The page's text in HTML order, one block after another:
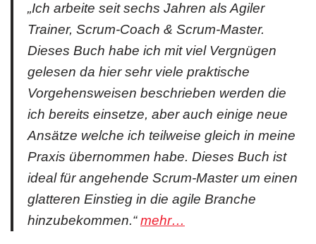
„Ich arbeite seit sechs Jahren als Agiler
Trainer, Scrum-Coach & Scrum-Master.
Dieses Buch habe ich mit viel Vergnügen
gelesen da hier sehr viele praktische
Vorgehensweisen beschrieben werden die
ich bereits einsetze, aber auch einige neue
Ansätze welche ich teilweise gleich in meine
Praxis übernommen habe. Dieses Buch ist
ideal für angehende Scrum-Master um einen
glatteren Einstieg in die agile Branche
hinzubekommen.“mehr…